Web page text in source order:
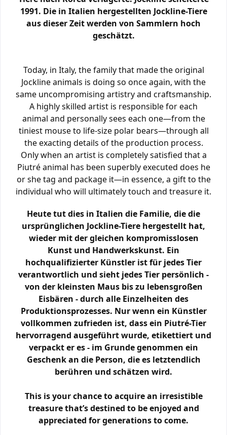
1991. Die in Italien hergestellten Jockline-Tiere
aus dieser Zeit werden von Sammlern hoch
geschätzt.
Today, in Italy, the family that made the original
Jockline animals is doing so once again, with the
same uncompromising artistry and craftsmanship.
A highly skilled artist is responsible for each
animal and personally sees each one—from the
tiniest mouse to life-size polar bears—through all
the exacting details of the production process.
Only when an artist is completely satisfied that a
Piutré animal has been superbly executed does he
or she tag and package it—in essence, a gift to the
individual who will ultimately touch and treasure it.
Heute tut dies in Italien die Familie, die die
ursprünglichen Jockline-Tiere hergestellt hat,
wieder mit der gleichen kompromisslosen
Kunst und Handwerkskunst. Ein
hochqualifizierter Künstler ist für jedes Tier
verantwortlich und sieht jedes Tier persönlich -
von der kleinsten Maus bis zu lebensgroßen
Eisbären - durch alle Einzelheiten des
Produktionsprozesses. Nur wenn ein Künstler
vollkommen zufrieden ist, dass ein Piutré-Tier
hervorragend ausgeführt wurde, etikettiert und
verpackt er es - im Grunde genommen ein
Geschenk an die Person, die es letztendlich
berühren und schätzen wird.
This is your chance to acquire an irresistible
treasure that’s destined to be enjoyed and
appreciated for generations to come.